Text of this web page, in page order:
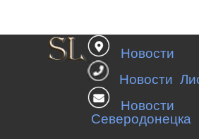
Новости
Новости
Новости
Северодонецка